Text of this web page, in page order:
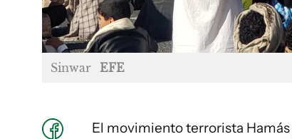
Sinwar EFE
El movimiento terrorista Hamás